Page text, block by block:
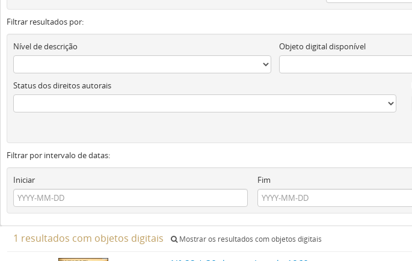
Filtrar resultados por:
Nível de descrição Objeto digital disponível
Status dos direitos autorais
Filtrar por intervalo de datas:
Iniciar
Fim
1 resultados com objetos digitais Mostrar os resultados com objetos digitais